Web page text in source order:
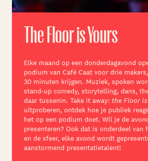
The Floor is Yours
Elke maand op een donderdagavond
podium van Café Caat voor drie
30 minuten krijgen. Muziek, spoken
stand-up comedy, storytelling, dans,
daar tussenin. Take it away: the Floor
uitproberen, ontdek hoe je publiek
het op een podium doet. Wil je de
presenteren? Ook dat is onderdeel van
en de sfeer, elke avond wordt
aanstormend presentatietalent!